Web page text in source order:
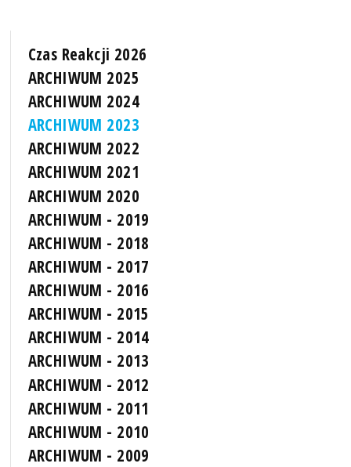
Czas Reakcji 2026
ARCHIWUM 2025
ARCHIWUM 2024
ARCHIWUM 2023
ARCHIWUM 2022
ARCHIWUM 2021
ARCHIWUM 2020
ARCHIWUM - 2019
ARCHIWUM - 2018
ARCHIWUM - 2017
ARCHIWUM - 2016
ARCHIWUM - 2015
ARCHIWUM - 2014
ARCHIWUM - 2013
ARCHIWUM - 2012
ARCHIWUM - 2011
ARCHIWUM - 2010
ARCHIWUM - 2009